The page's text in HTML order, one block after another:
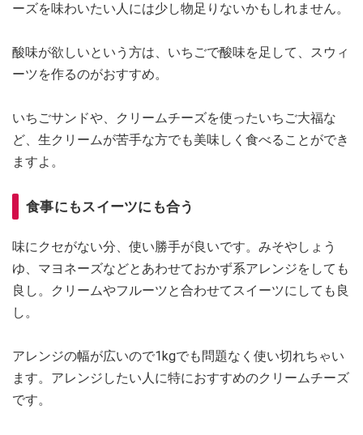
ーズを味わいたい人には少し物足りないかもしれません。
酸味が欲しいという方は、いちごで酸味を足して、スウィ
ーツを作るのがおすすめ。
いちごサンドや、クリームチーズを使ったいちご大福な
ど、生クリームが苦手な方でも美味しく食べることができ
ますよ。
食事にもスイーツにも合う
味にクセがない分、使い勝手が良いです。みそやしょう
ゆ、マヨネーズなどとあわせておかず系アレンジをしても
良し。クリームやフルーツと合わせてスイーツにしても良
し。
アレンジの幅が広いので1kgでも問題なく使い切れちゃい
ます。アレンジしたい人に特におすすめのクリームチーズ
です。